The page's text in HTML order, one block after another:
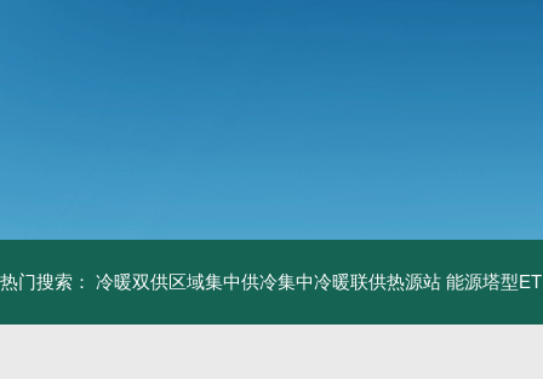
热门搜索： 冷暖双供区域集中供冷集中冷暖联供热源站 能源塔型